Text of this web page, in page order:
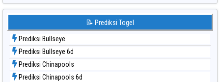
Data Togel Sydney Lottery
Data Togel Sydney Lottery 6d
Data Togel Sydney Lotto
Data Togel Sydney Pools 6d
Data Togel Taipei
Data Togel Taiwan
📝 Prediksi Togel
Prediksi Bullseye
Prediksi Bullseye 6d
Prediksi Chinapools
Prediksi Chinapools 6d